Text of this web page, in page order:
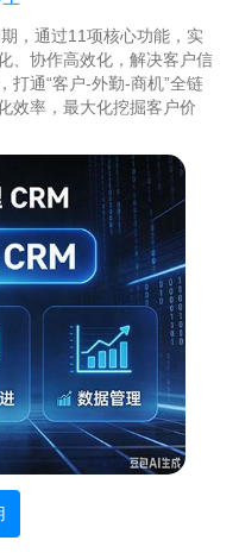
，通过11项核心功能，实
、协作高效化，解决客户信
打通“客户-外勤-商机”全链
效率，最大化挖掘客户价